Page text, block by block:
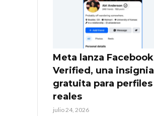
Meta lanza Facebook
Verified, una insignia
gratuita para perfiles
reales
julio 24, 2026